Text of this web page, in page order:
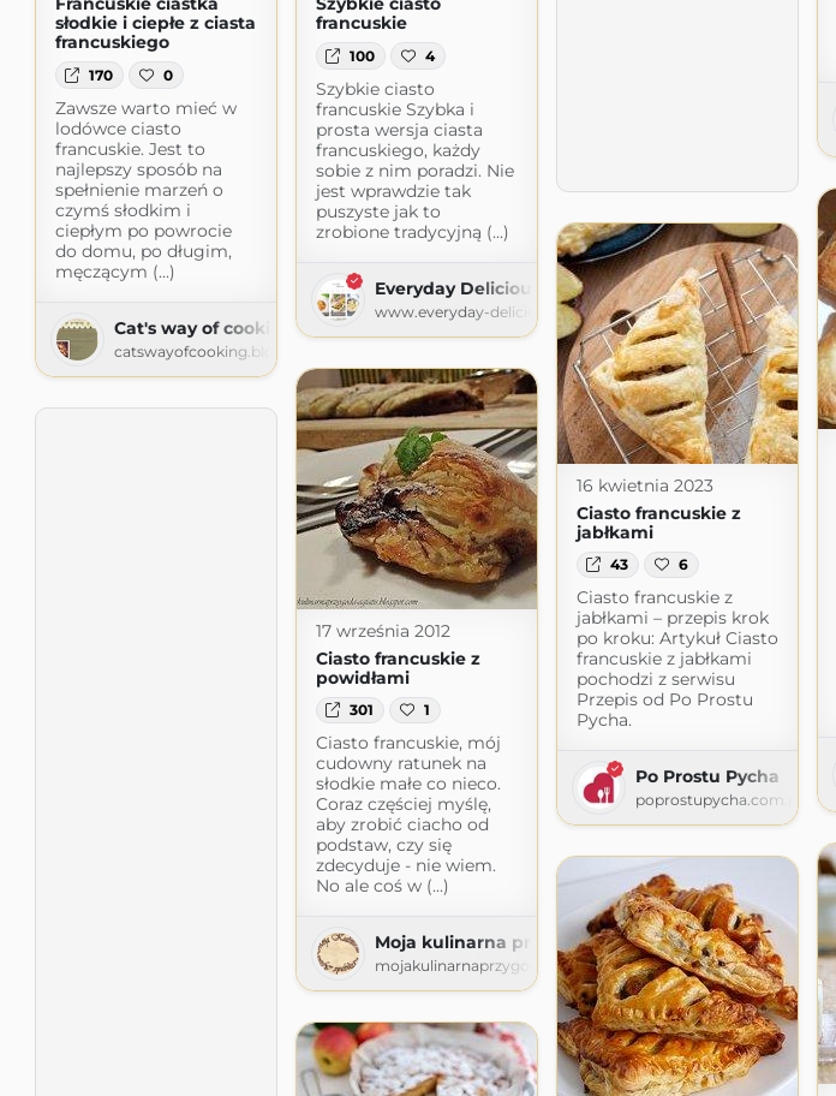
słodkie i ciepłe z ciasta
francuskiego
170 0
Zawsze warto mieć w
lodówce ciasto
francuskie. Jest to
najlepszy sposób na
spełnienie marzeń o
czymś słodkim i
ciepłym po powrocie
do domu, po długim,
męczącym (...)
Cat's way of cooking
catswayofcooking.blogspot.com
francuskie
100 4
Szybkie ciasto
francuskie Szybka i
prosta wersja ciasta
francuskiego, każdy
sobie z nim poradzi. Nie
jest wprawdzie tak
puszyste jak to
zrobione tradycyjną (...)
Everyday Delicious
www.everyday-delicious.pl
16 kwietnia 2023
Ciasto francuskie z
jabłkami
43 6
Ciasto francuskie z
jabłkami – przepis krok
po kroku: Artykuł Ciasto
francuskie z jabłkami
pochodzi z serwisu
Przepis od Po Prostu
Pycha.
Po Prostu Pycha
poprostupycha.com.pl
17 września 2012
Ciasto francuskie z
powidłami
301 1
Ciasto francuskie, mój
cudowny ratunek na
słodkie małe co nieco.
Coraz częściej myślę,
aby zrobić ciacho od
podstaw, czy się
zdecyduje - nie wiem.
No ale coś w (...)
Moja kulinarna przygoda
mojakulinarnaprzygoda-agiatis.blogspot.com